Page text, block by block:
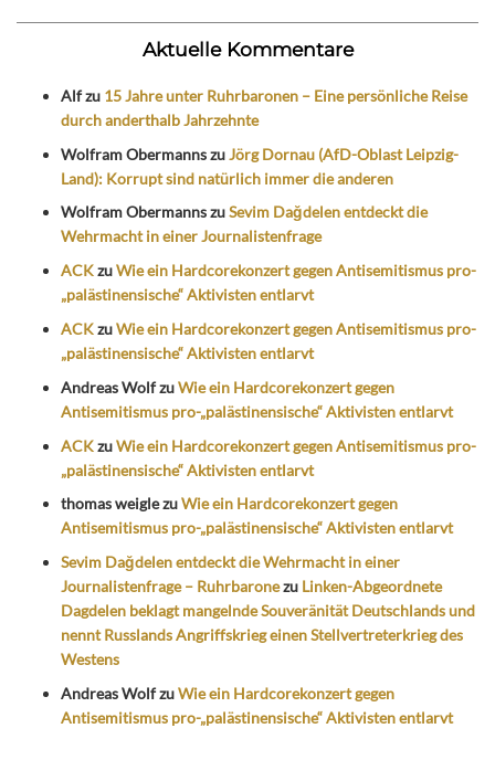
Aktuelle Kommentare
Alfzu 15 Jahre unter Ruhrbaronen – Eine persönliche Reise
durch anderthalb Jahrzehnte
Wolfram ObermannszuJörg Dornau (AfD-Oblast Leipzig-
Land): Korrupt sind natürlich immer die anderen
Wolfram ObermannszuSevim Dağdelen entdeckt die
Wehrmacht in einer Journalistenfrage
ACKzuWie ein Hardcorekonzert gegen Antisemitismus pro-
„palästinensische“ Aktivisten entlarvt
ACKzuWie ein Hardcorekonzert gegen Antisemitismus pro-
„palästinensische“ Aktivisten entlarvt
Andreas WolfzuWie ein Hardcorekonzert gegen
Antisemitismus pro-„palästinensische“ Aktivisten entlarvt
ACKzuWie ein Hardcorekonzert gegen Antisemitismus pro-
„palästinensische“ Aktivisten entlarvt
thomas weiglezuWie ein Hardcorekonzert gegen
Antisemitismus pro-„palästinensische“ Aktivisten entlarvt
Sevim Dağdelen entdeckt die Wehrmacht in einer
Journalistenfrage – Ruhrbaronezu Linken-Abgeordnete
Dagdelen beklagt mangelnde Souveränität Deutschlands und
nennt Russlands Angriffskrieg einen Stellvertreterkrieg des
Westens
Andreas WolfzuWie ein Hardcorekonzert gegen
Antisemitismus pro-„palästinensische“ Aktivisten entlarvt